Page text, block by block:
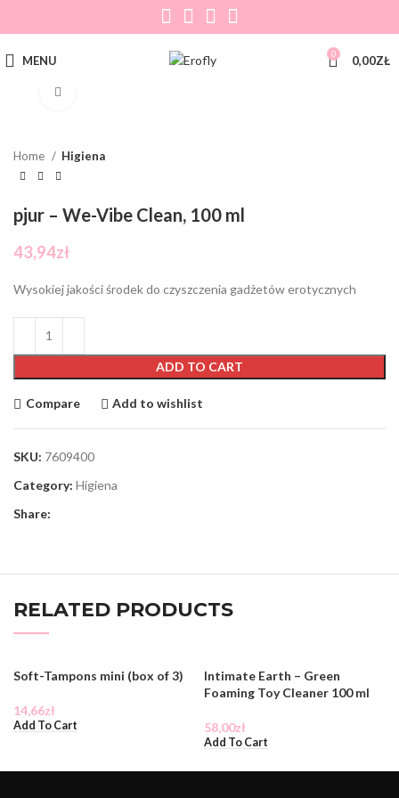
MENU 0 0,00ZŁ
Home Higiena
pjur – We-Vibe Clean, 100 ml
43,94zł
Wysokiej jakości środek do czyszczenia gadżetów erotycznych
ADD TO CART
Compare Add to wishlist
SKU: 7609400
Category: Higiena
Share:
RELATED PRODUCTS
Soft-Tampons mini (box of 3)
14,66zł
Add To Cart
Intimate Earth – Green
Foaming Toy Cleaner 100 ml
58,00zł
Add To Cart